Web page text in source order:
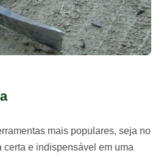
mais populares, seja no
certa e indispensável em uma